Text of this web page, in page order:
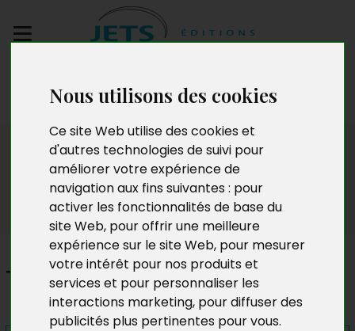
Nous utilisons des cookies
Ce site Web utilise des cookies et
d'autres technologies de suivi pour
améliorer votre expérience de
navigation aux fins suivantes : pour
activer les fonctionnalités de base du
site Web, pour offrir une meilleure
expérience sur le site Web, pour mesurer
votre intérêt pour nos produits et
services et pour personnaliser les
interactions marketing, pour diffuser des
publicités plus pertinentes pour vous.
manuscrit
Presse
Toni Casperlino